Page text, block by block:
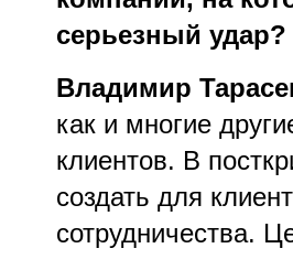
серьезный удар?
Владимир
как и многие
клиентов. В
создать для
сотрудничества.